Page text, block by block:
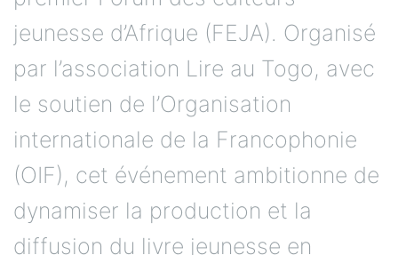
jeunesse d’Afrique (FEJA). Organisé
par l’association Lire au Togo, avec
le soutien de l’Organisation
internationale de la Francophonie
(OIF), cet événement ambitionne de
dynamiser la production et la
diffusion du livre jeunesse en